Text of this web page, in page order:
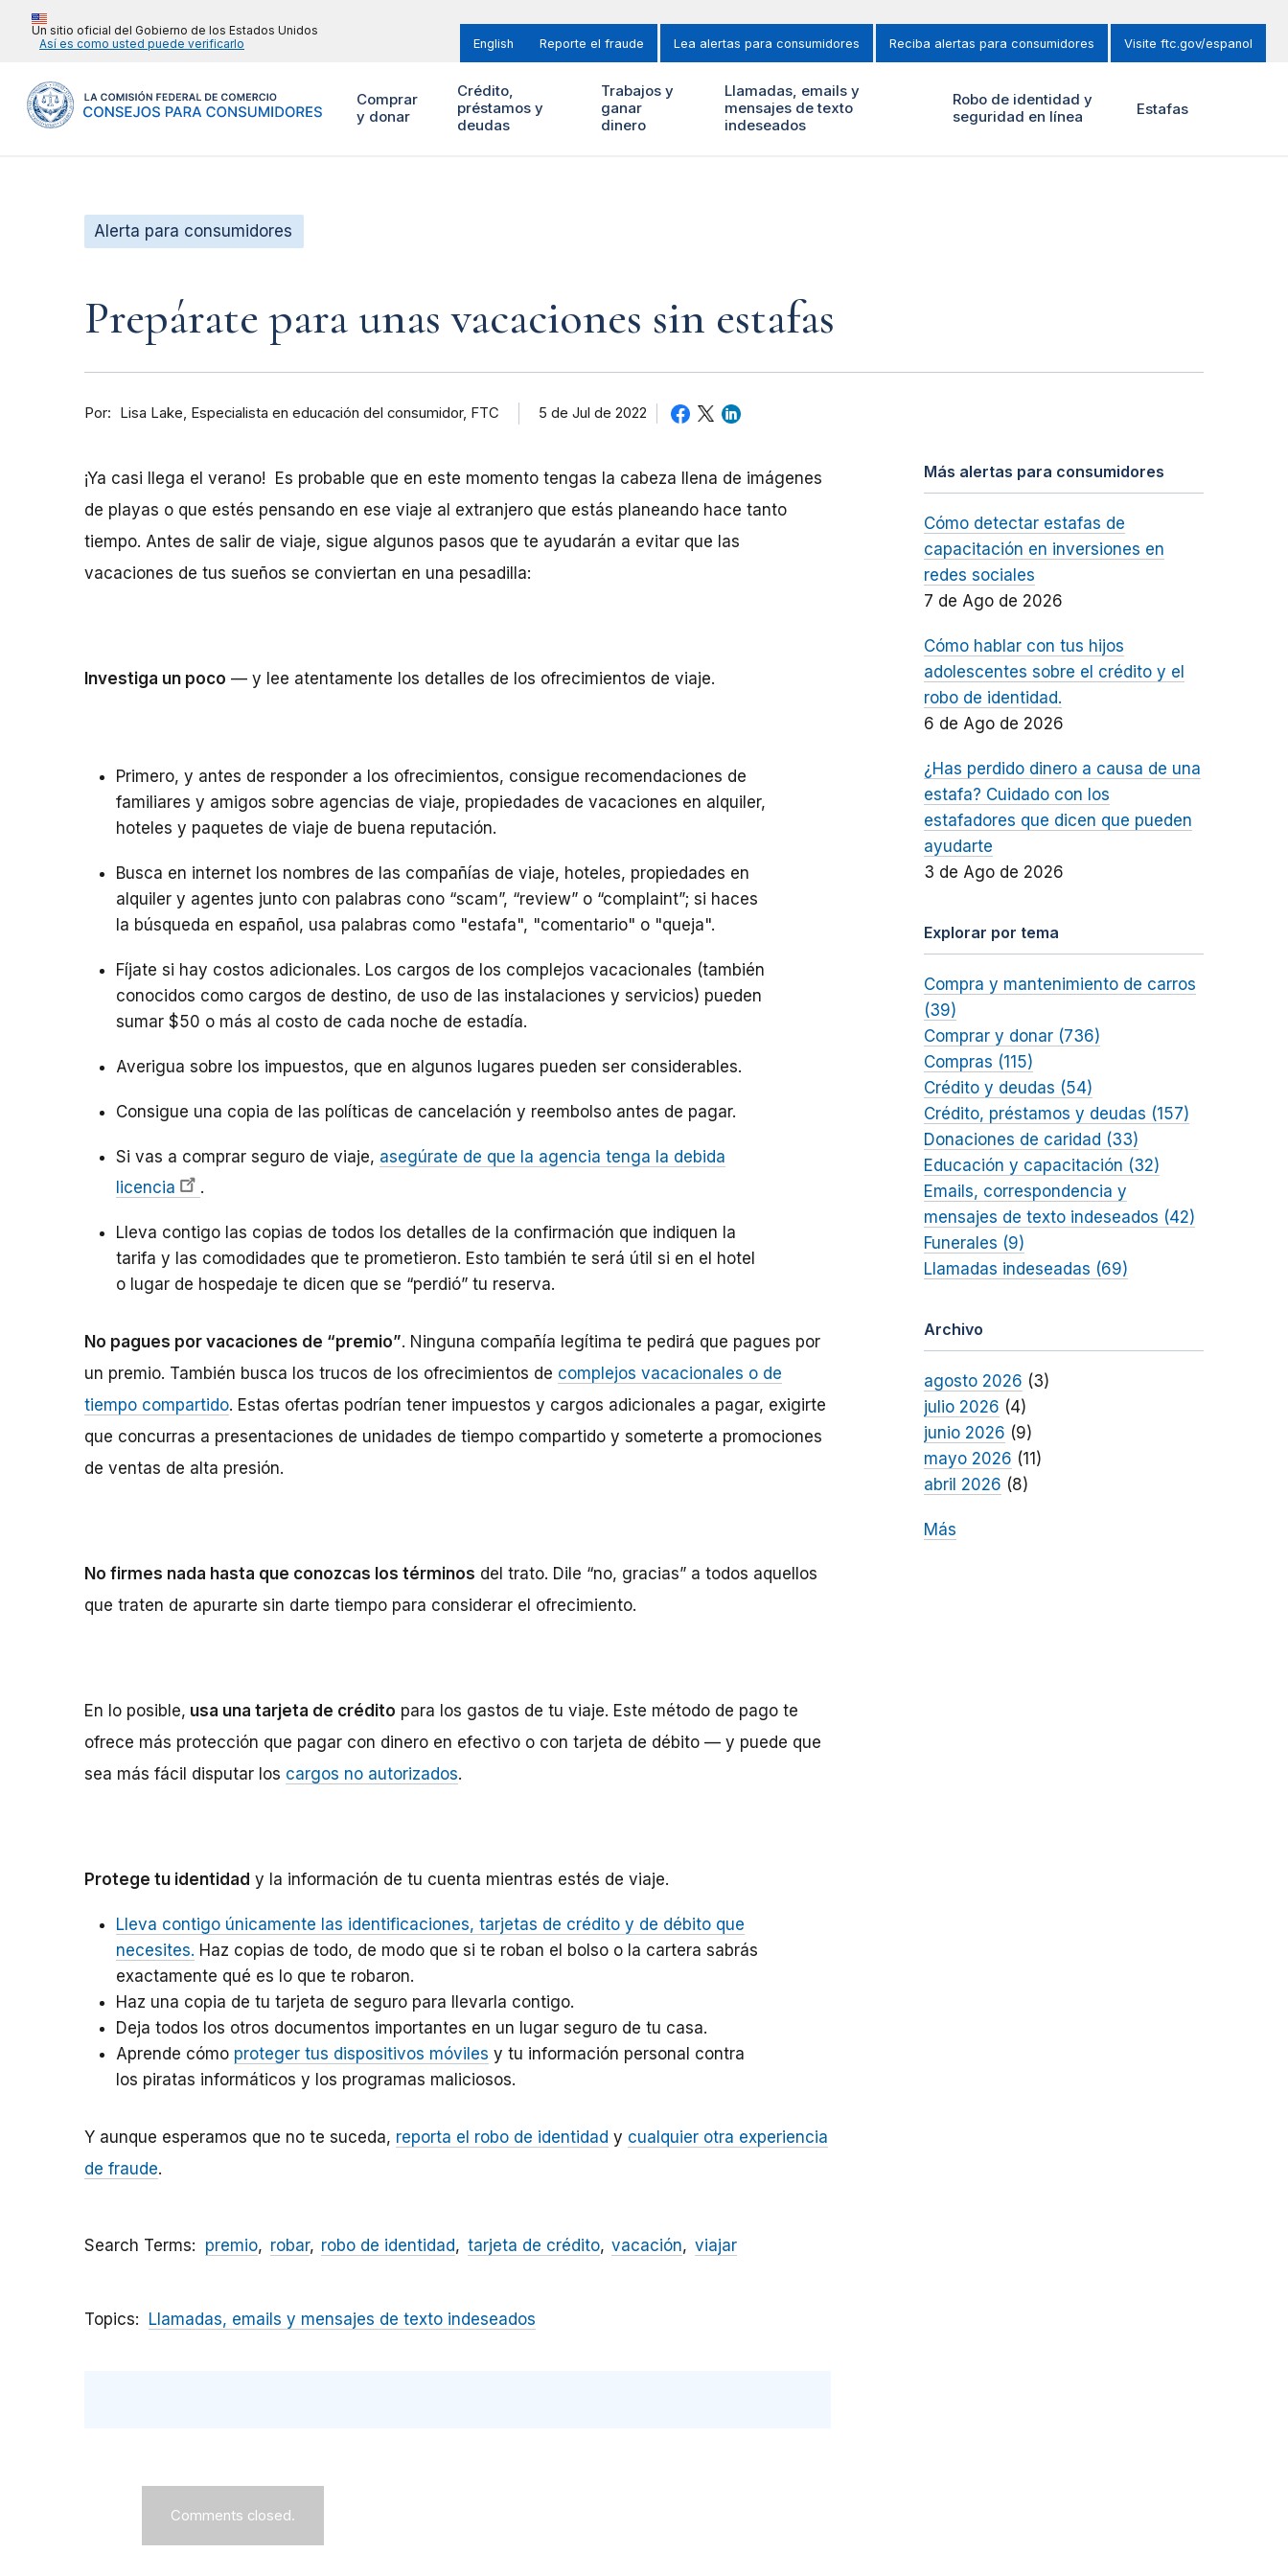
Un sitio oficial del Gobierno de los Estados Unidos
Así es como usted puede verificarlo
English Reporte el fraude Lea alertas para consumidores Reciba alertas para consumidores Visite ftc.gov/espanol
Comprar
y donar
Crédito,
préstamos y
deudas
Trabajos y
ganar
dinero
Llamadas, emails y
mensajes de texto
indeseados
Robo de identidad y
seguridad en línea
Estafas
Alerta para consumidores
Prepárate para unas vacaciones sin estafas
Por Lisa Lake Especialista en educación del consumidor, FTC 5 de Jul de 2022
¡Ya casi llega el verano! Es probable que en este momento tengas la cabeza llena de imágenes
de playas o que estés pensando en ese viaje al extranjero que estás planeando hace tanto
tiempo. Antes de salir de viaje, sigue algunos pasos que te ayudarán a evitar que las
vacaciones de tus sueños se conviertan en una pesadilla:
Investiga un poco — y lee atentamente los detalles de los ofrecimientos de viaje.
Primero, y antes de responder a los ofrecimientos, consigue recomendaciones de
familiares y amigos sobre agencias de viaje, propiedades de vacaciones en alquiler,
hoteles y paquetes de viaje de buena reputación.
Busca en internet los nombres de las compañías de viaje, hoteles, propiedades en
alquiler y agentes junto con palabras cono “scam”, “review” o “complaint”; si haces
la búsqueda en español, usa palabras como "estafa", "comentario" o "queja".
Fíjate si hay costos adicionales. Los cargos de los complejos vacacionales (también
conocidos como cargos de destino, de uso de las instalaciones y servicios) pueden
sumar $50 o más al costo de cada noche de estadía.
Averigua sobre los impuestos, que en algunos lugares pueden ser considerables.
Consigue una copia de las políticas de cancelación y reembolso antes de pagar.
Si vas a comprar seguro de viaje, asegúrate de que la agencia tenga la debida
licencia
.
Lleva contigo las copias de todos los detalles de la confirmación que indiquen la
tarifa y las comodidades que te prometieron. Esto también te será útil si en el hotel
o lugar de hospedaje te dicen que se “perdió” tu reserva.
No pagues por vacaciones de “premio”. Ninguna compañía legítima te pedirá que pagues por
un premio. También busca los trucos de los ofrecimientos de complejos vacacionales o de
tiempo compartido. Estas ofertas podrían tener impuestos y cargos adicionales a pagar, exigirte
que concurras a presentaciones de unidades de tiempo compartido y someterte a promociones
de ventas de alta presión.
No firmes nada hasta que conozcas los términos del trato. Dile “no, gracias” a todos aquellos
que traten de apurarte sin darte tiempo para considerar el ofrecimiento.
En lo posible, usa una tarjeta de crédito para los gastos de tu viaje. Este método de pago te
ofrece más protección que pagar con dinero en efectivo o con tarjeta de débito — y puede que
sea más fácil disputar los cargos no autorizados.
Protege tu identidad y la información de tu cuenta mientras estés de viaje.
Lleva contigo únicamente las identificaciones, tarjetas de crédito y de débito que
necesites. Haz copias de todo, de modo que si te roban el bolso o la cartera sabrás
exactamente qué es lo que te robaron.
Haz una copia de tu tarjeta de seguro para llevarla contigo.
Deja todos los otros documentos importantes en un lugar seguro de tu casa.
Aprende cómo proteger tus dispositivos móviles y tu información personal contra
los piratas informáticos y los programas maliciosos.
Y aunque esperamos que no te suceda, reporta el robo de identidad y cualquier otra experiencia
de fraude.
Search Terms premio robar robo de identidad tarjeta de crédito vacación viajar
Topics Llamadas, emails y mensajes de texto indeseados
Comments closed.
Más alertas para consumidores
Cómo detectar estafas de
capacitación en inversiones en
redes sociales
7 de Ago de 2026
Cómo hablar con tus hijos
adolescentes sobre el crédito y el
robo de identidad.
6 de Ago de 2026
¿Has perdido dinero a causa de una
estafa? Cuidado con los
estafadores que dicen que pueden
ayudarte
3 de Ago de 2026
Explorar por tema
Compra y mantenimiento de carros
(39)
Comprar y donar (736)
Compras (115)
Crédito y deudas (54)
Crédito, préstamos y deudas (157)
Donaciones de caridad (33)
Educación y capacitación (32)
Emails, correspondencia y
mensajes de texto indeseados (42)
Funerales (9)
Llamadas indeseadas (69)
Archivo
agosto 2026 (3)
julio 2026 (4)
junio 2026 (9)
mayo 2026 (11)
abril 2026 (8)
Más